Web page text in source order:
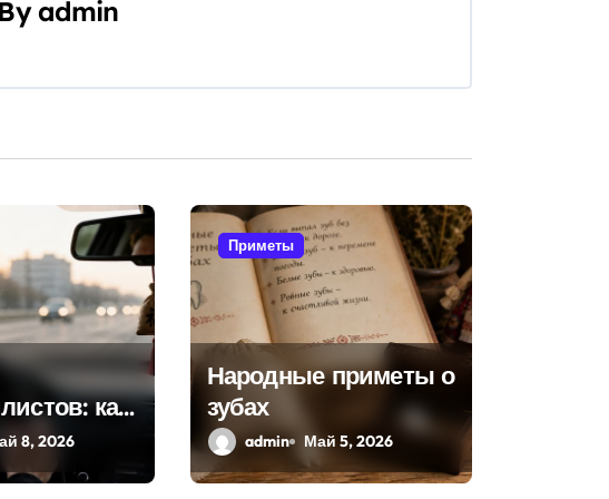
Byadmin
как
и
8, 2026
Приметы
Народные приметы о
зубах
admin Май 5, 2026